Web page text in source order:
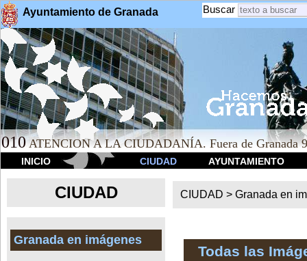
Ayuntamiento de Granada Buscar
010 ATENCION A LA CIUDADANÍA. Fuera de Granada
INICIO CIUDAD AYUNTAMIENTO
CIUDAD
Granada en imágenes
CIUDAD >Granada en
Todas las